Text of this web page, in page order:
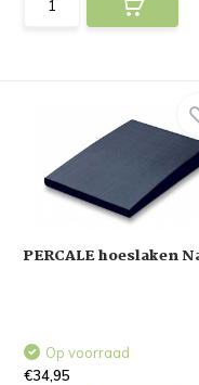
PERCALE hoeslaken
Op voorraad
€34,95